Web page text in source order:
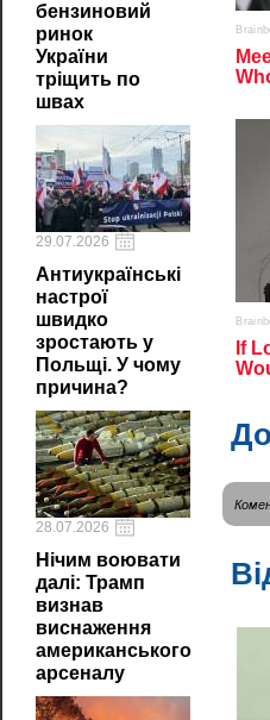
бензиновий
ринок
України
тріщить по
швах
29.07.2026
Антиукраїнські
настрої
швидко
зростають у
Польщі. У чому
причина?
28.07.2026
Нічим воювати
далі: Трамп
визнав
виснаження
американського
арсеналу